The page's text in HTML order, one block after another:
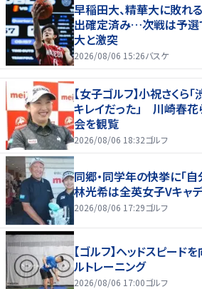
早稲田大、精華大に敗れ
出確定済み…次戦は予選
大と激突
2026/08/06 15:26バスケ
【女子ゴルフ】小祝さくら
キレイだった」 川崎春
会を観覧
2026/08/06 18:32ゴルフ
同郷・同学年の快挙に「
林光希は全英女子Vキャ
2026/08/06 17:29ゴルフ
【ゴルフ】ヘッドスピード
ルトレーニング
2026/08/06 17:00ゴルフ